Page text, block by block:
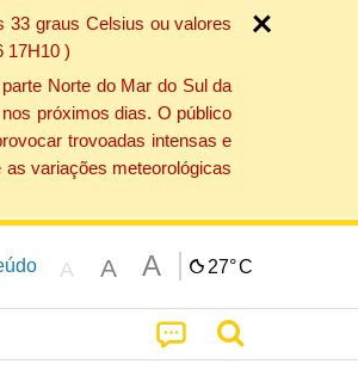
33 graus Celsius ou valores
17H10 )
Norte do Mar do Sul da
próximos dias. O público
trovoadas intensas e
variações meteorológicas
A A A 27°C